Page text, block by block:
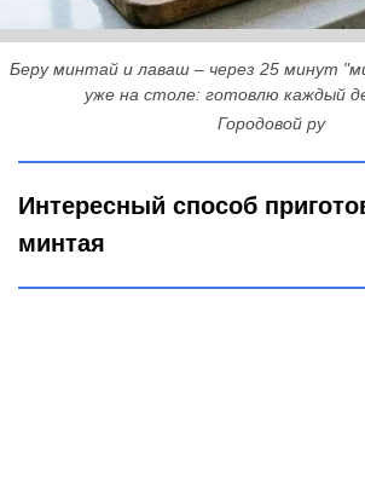
Беру минтай и лаваш – через 25 минут
уже на столе: готовлю каждый
Городовой ру
Интересный способ
минтая